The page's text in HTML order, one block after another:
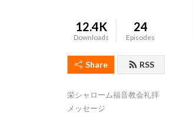
12.4K
Downloads
24
Episodes
Share RSS
栄シャローム福音教会礼拝
メッセージ